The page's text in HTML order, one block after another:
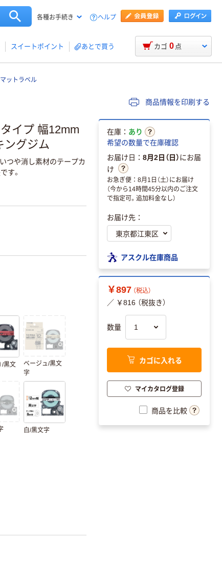
各種お手続き ヘルプ
スイートポイント あとで買う カゴ 0 点
ットラベル
商品情報を印刷する
イプ 幅12mm
ングジム
つや消し素材のテープカ
す。
/黒文
ベージュ/黒文
字
白/黒文字
在庫： あり
希望の数量で在庫確認
お届け日： 8月2日（日）にお届
け
お急ぎ便：8月1日（土）にお届け
（今から14時間45分以内のご注文
で指定可。追加料金なし）
お届け先：
アスクル在庫商品
￥897 （税込）
／ ￥816 （税抜き）
数量
カゴに入れる
マイカタログ登録
商品を比較